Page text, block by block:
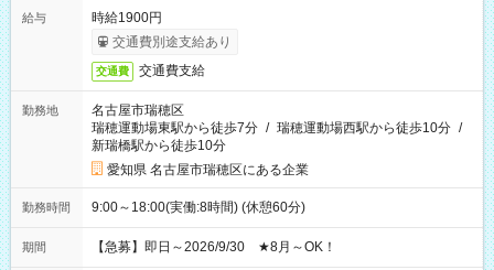
給与
時給1900円
交通費別途支給あり
交通費 交通費支給
勤務地
名古屋市瑞穂区
瑞穂運動場東駅から徒歩7分 / 瑞穂運動場西駅から徒歩10分 /
新瑞橋駅から徒歩10分
愛知県 名古屋市瑞穂区にある企業
勤務時間 9:00～18:00(実働:8時間) (休憩60分)
期間 【急募】即日～2026/9/30 ★8月～OK！